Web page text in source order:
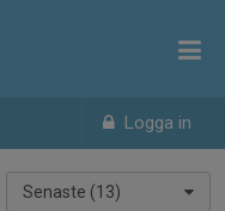
Logga in
Senaste (13)